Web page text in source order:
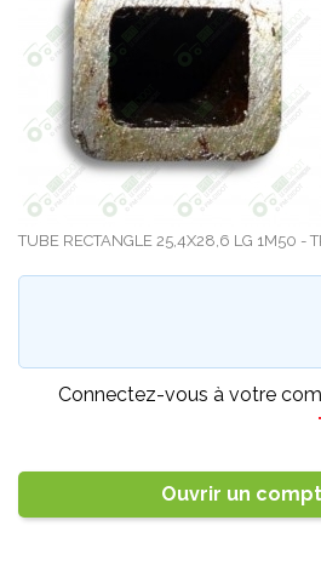
TUBE RECTANGLE 25,4X28,6 LG 1M50 -
Connectez-vous à votre
Ouvrir un